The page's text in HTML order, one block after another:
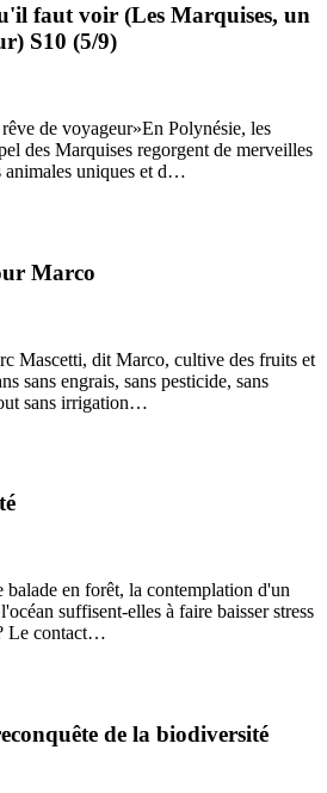
faut voir (Les Marquises, un
S10 (5/9)
de voyageur»En Polynésie, les
des Marquises regorgent de merveilles
animales uniques et d…
Marco
Mascetti, dit Marco, cultive des fruits et
sans engrais, sans pesticide, sans
sans irrigation…
balade en forêt, la contemplation d'un
suffisent-elles à faire baisser stress
Le contact…
de la biodiversité